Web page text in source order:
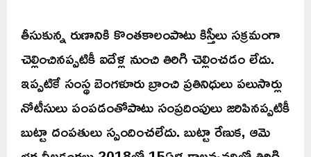
తీసుకున్న రుణానికి కొంతకాలంపాటు కిస్తీలు సక్రమంగా
చెల్లించినప్పటికీ ఐదేళ్ల నుంచి తిరిగి చెల్లించడం లేదు.
ఇప్పటికే సంస్థ బెంగళూరు బ్రాంచి ప్రతినిధులు పలుసార్లు
నోటీసులు పంపడంతోపాటు సంప్రదింపులు జరిపినప్పటికీ
బుట్టా దంపతులు స్పందించలేదు. బుట్టా రేణుక, ఆమె